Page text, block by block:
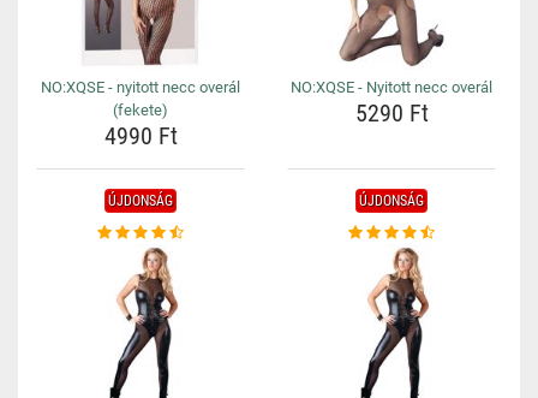
NO:XQSE - nyitott necc overál
(fekete)
4990 Ft
NO:XQSE - Nyitott necc overál
5290 Ft
ÚJDONSÁG ÚJDONSÁG